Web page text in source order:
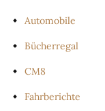
Automobile
Bücherregal
CM8
Fahrberichte